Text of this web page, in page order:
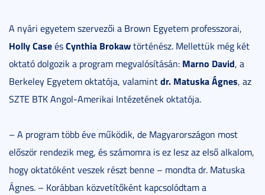
A nyári egyetem szervezői a Brown Egyetem professzorai,
Holly CaseésCynthia Brokawtörténész. Mellettük még két
oktató dolgozik a program megvalósításán: Marno David, a
Berkeley Egyetem oktatója, valamintdr. Matuska Ágnes, az
SZTE BTK Angol-Amerikai Intézetének oktatója.
– A program több éve működik, de Magyarországon most
először rendezik meg, és számomra is ez lesz az első alkalom,
hogy oktatóként veszek részt benne – mondta dr. Matuska
Ágnes. – Korábban közvetítőként kapcsolódtam a